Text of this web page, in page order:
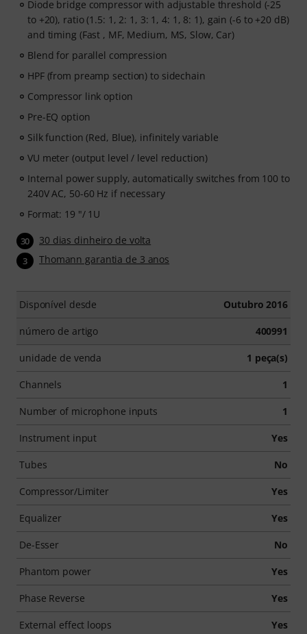
Diode bridge compressor with adjustable threshold (-25
to +20), ratio (1.5: 1, 2: 1, 3: 1, 4: 1, 8: 1), gain (-6 to +20 dB)
and timing (Fast , MF, Medium, MS, Slow, Car)
Blend for parallel compression
HPF (from preamp section) to sidechain
Compressor link option
Pre-EQ option
Silk function (Red, Blue), infinitely variable
VU meter (output level / level reduction)
Internal power supply, automatically switches from 100 to
240V AC, 50-60 Hz if necessary
Format: 19 "/ 1U
30 30 dias dinheiro de volta
3 Thomann garantia de 3 anos
Disponível desde Outubro 2016
número de artigo 400991
unidade de venda 1 peça(s)
Channels 1
Number of microphone inputs 1
Instrument input Yes
Tubes No
Compressor/Limiter Yes
Equalizer Yes
De-Esser No
Phantom power Yes
Phase Reverse Yes
External effect loops Yes